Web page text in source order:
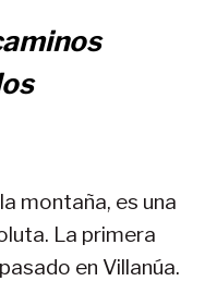
montaña, es una
La primera
en Villanúa.